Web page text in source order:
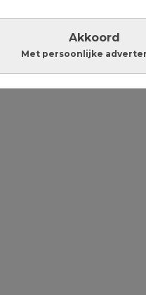
Akkoord
Met persoonlijke